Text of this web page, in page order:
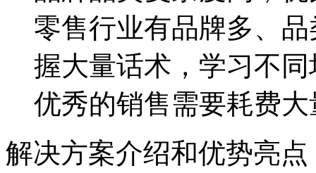
零售行业有品牌多、
握大量话术，学习不
优秀的销售需要耗费
解决方案介绍和优势亮点